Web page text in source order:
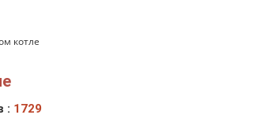
котле
: 1729